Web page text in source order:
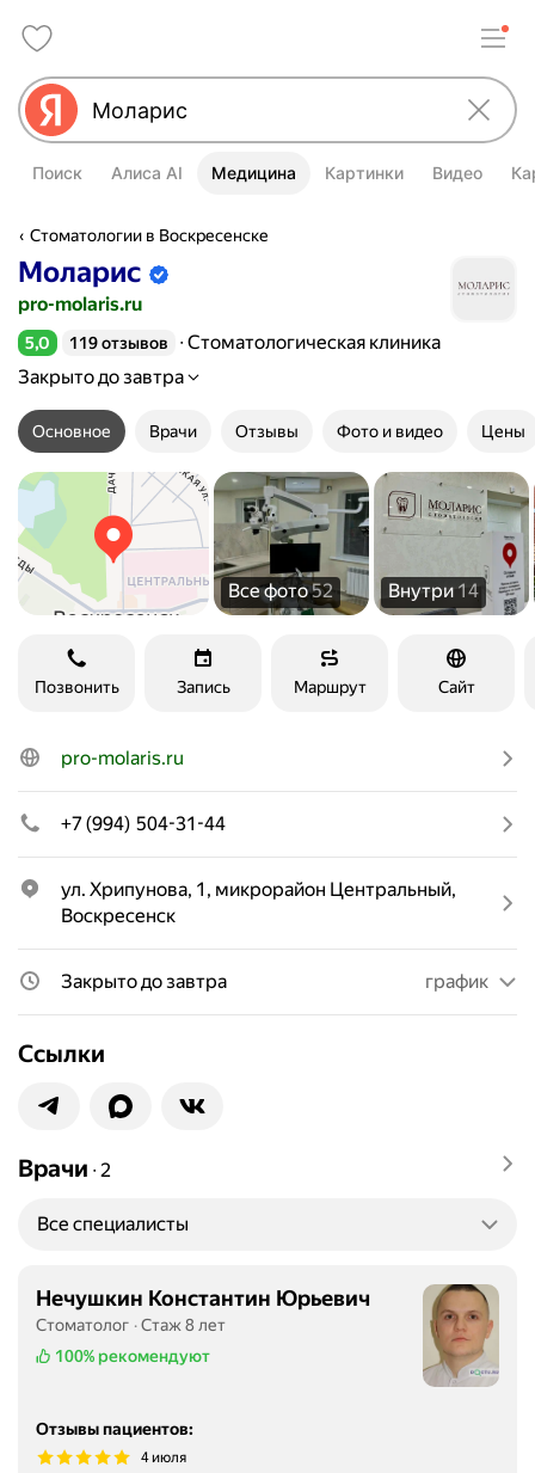
Поиск Алиса AI Медицина Картинки Видео
Стоматологии в Воскресенске
Моларис
Информация об организации
pro-molaris.ru
Рейтинг 5,0 из 5
5,0 119 отзывов
Стоматологическая клиника
Закрыто до завтра
Основное Врачи Отзывы Фото и видео Цены
Все фото52 Внутри 14
Позвонить Запись Маршрут Сайт
pro-molaris.ru
+7 (994) 504-31-44
ул. Хрипунова, 1, микрорайон Центральный,
Воскресенск
Закрыто до завтра график
Ссылки
Врачи ∙ 2
Все специалисты
Нечушкин Константин Юрьевич
Стоматолог
Стаж 8 лет
100% рекомендуют
Отзывы пациентов:
4 июля